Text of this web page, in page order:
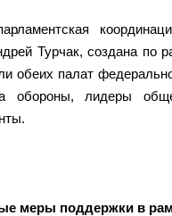
Турчак, создана по
обеих палат
обороны, лидеры
меры поддержки в